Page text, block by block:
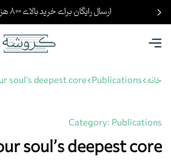
ارسال رایگان برای خرید بالای ۸۰۰ هزارتومان
خانه Publications
soul’s deepest core
Category: Publications
soul’s deepest core